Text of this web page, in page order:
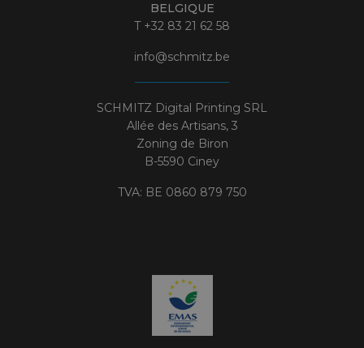
BELGIQUE
T +32 83 21 62 58
info@schmitz.be
SCHMITZ Digital Printing SRL
Allée des Artisans, 3
Zoning de Biron
B-5590 Ciney
TVA: BE 0860 879 750